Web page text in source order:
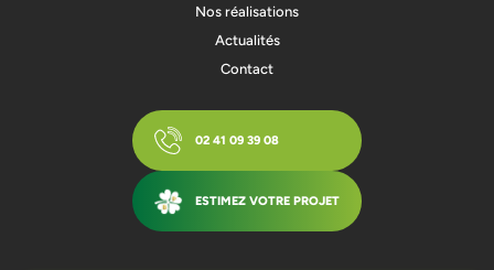
Nos réalisations
Actualités
Contact
02 41 09 39 08
ESTIMEZ VOTRE PROJET